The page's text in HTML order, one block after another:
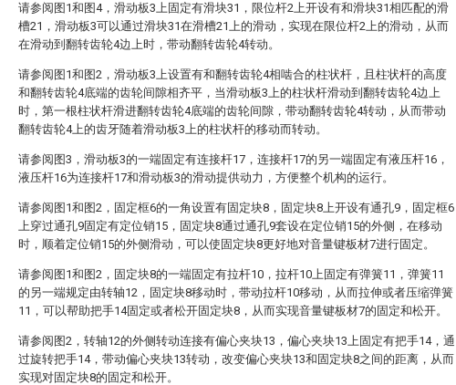
请参阅图1和图4，滑动板3上固定有滑块31，限位杆2上开设有和滑块31相匹配的滑
槽21，滑动板3可以通过滑块31在滑槽21上的滑动，实现在限位杆2上的滑动，从而
在滑动到翻转齿轮4边上时，带动翻转齿轮4转动。
请参阅图1和图2，滑动板3上设置有和翻转齿轮4相啮合的柱状杆，且柱状杆的高度
和翻转齿轮4底端的齿轮间隙相齐平，当滑动板3上的柱状杆滑动到翻转齿轮4边上
时，第一根柱状杆滑进翻转齿轮4底端的齿轮间隙，带动翻转齿轮4转动，从而带动
翻转齿轮4上的齿牙随着滑动板3上的柱状杆的移动而转动。
请参阅图3，滑动板3的一端固定有连接杆17，连接杆17的另一端固定有液压杆16，
液压杆16为连接杆17和滑动板3的滑动提供动力，方便整个机构的运行。
请参阅图1和图2，固定框6的一角设置有固定块8，固定块8上开设有通孔9，固定框6
上穿过通孔9固定有定位销15，固定块8通过通孔9套设在定位销15的外侧，在移动
时，顺着定位销15的外侧滑动，可以使固定块8更好地对音量键板材7进行固定。
请参阅图1和图2，固定块8的一端固定有拉杆10，拉杆10上固定有弹簧11，弹簧11
的另一端规定由转轴12，固定块8移动时，带动拉杆10移动，从而拉伸或者压缩弹簧
11，可以帮助把手14固定或者松开固定块8，从而实现音量键板材7的固定和松开。
请参阅图2，转轴12的外侧转动连接有偏心夹块13，偏心夹块13上固定有把手14，通
过旋转把手14，带动偏心夹块13转动，改变偏心夹块13和固定块8之间的距离，从而
实现对固定块8的固定和松开。